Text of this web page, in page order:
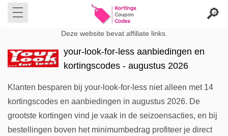
Deze website bevat affiliate links.
your-look-for-less aanbiedingen en
kortingscodes - augustus 2026
Klanten besparen bij your-look-for-less niet alleen met 14
kortingscodes en aanbiedingen in augustus 2026. De
grootste kortingen vind je vaak in de seizoensacties, en bij
bestellingen boven het minimumbedrag profiteer je direct